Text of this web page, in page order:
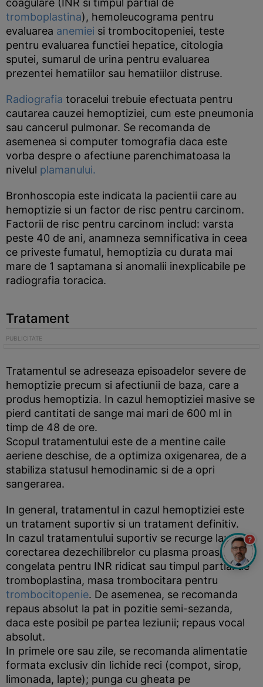
coagulare (INR si timpul partial de
tromboplastina), hemoleucograma pentru
evaluarea anemiei si trombocitopeniei, teste
pentru evaluarea functiei hepatice, citologia
sputei, sumarul de urina pentru evaluarea
prezentei hematiilor sau hematiilor distruse.
Radiografia toracelui trebuie efectuata pentru
cautarea cauzei hemoptiziei, cum este pneumonia
sau cancerul pulmonar. Se recomanda de
asemenea si computer tomografia daca este
vorba despre o afectiune parenchimatoasa la
nivelul plamanului.
Bronhoscopia este indicata la pacientii care au
hemoptizie si un factor de risc pentru carcinom.
Factorii de risc pentru carcinom includ: varsta
peste 40 de ani, anamneza semnificativa in ceea
ce priveste fumatul, hemoptizia cu durata mai
mare de 1 saptamana si anomalii inexplicabile pe
radiografia toracica.
Tratament
Tratamentul se adreseaza episoadelor severe de
hemoptizie precum si afectiunii de baza, care a
produs hemoptizia. In cazul hemoptiziei masive se
pierd cantitati de sange mai mari de 600 ml in
timp de 48 de ore.
Scopul tratamentului este de a mentine caile
aeriene deschise, de a optimiza oxigenarea, de a
stabiliza statusul hemodinamic si de a opri
sangerarea.
In general, tratamentul in cazul hemoptiziei este
un tratament suportiv si un tratament definitiv.
In cazul tratamentului suportiv se recurge la:
corectarea dezechilibrelor cu plasma proaspata
congelata pentru INR ridicat sau timpul partial de
tromboplastina, masa trombocitara pentru
trombocitopenie. De asemenea, se recomanda
repaus absolut la pat in pozitie semi-sezanda,
daca este posibil pe partea leziunii; repaus vocal
absolut.
In primele ore sau zile, se recomanda alimentatie
formata exclusiv din lichide reci (compot, sirop,
limonada, lapte); punga cu gheata pe
?